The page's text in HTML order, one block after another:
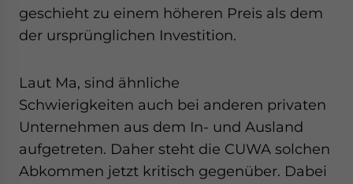
geschieht zu einem höheren Preis als dem
der ursprünglichen Investition.
Laut Ma, sind ähnliche
Schwierigkeiten auch bei anderen privaten
Unternehmen aus dem In- und Ausland
aufgetreten. Daher steht die CUWA solchen
Abkommen jetzt kritisch gegenüber. Dabei